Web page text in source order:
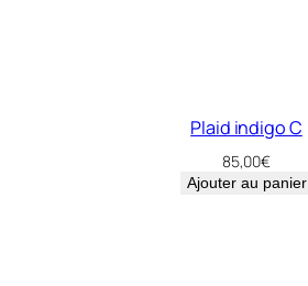
Plaid indigo C
85,00€
Ajouter au panier